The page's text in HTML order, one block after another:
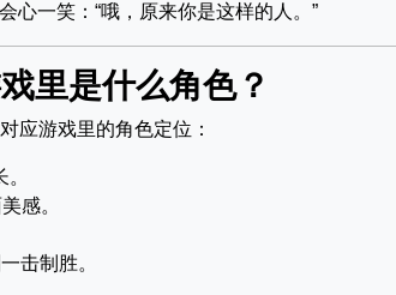
心一笑：“哦，原来你是这样的人。”
里是什么角色？
应游戏里的角色定位：
感。
击制胜。